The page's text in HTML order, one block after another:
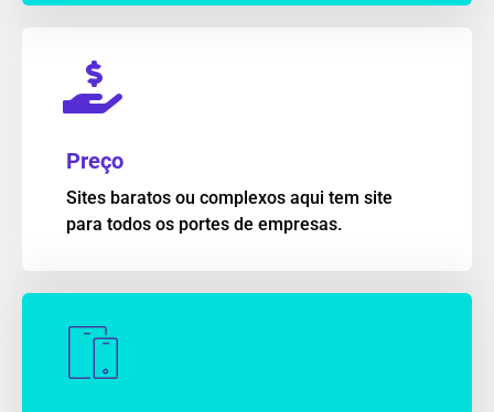
Preço
Sites baratos ou complexos aqui tem site
para todos os portes de empresas.